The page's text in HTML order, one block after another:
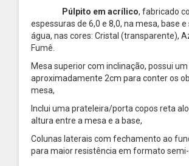
Púlpito em acrílico, fabricado
espessuras de 6,0 e 8,0, na mesa, base
água, nas cores: Cristal (transparente),
Fumê.
Mesa superior com inclinação, possui
aproximadamente 2cm para conter os
mesa,
Inclui uma prateleira/porta copos reta
altura entre a mesa e a base,
Colunas laterais com fechamento ao
para maior resistência em formato semi-